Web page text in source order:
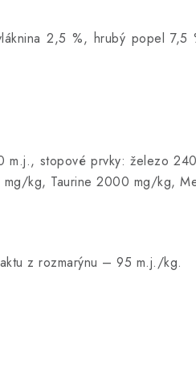
2,5 %, hrubý popel
m.j., stopové prvky: železo
kg, Taurine 2000 mg/kg,
z rozmarýnu – 95 m.j./kg.